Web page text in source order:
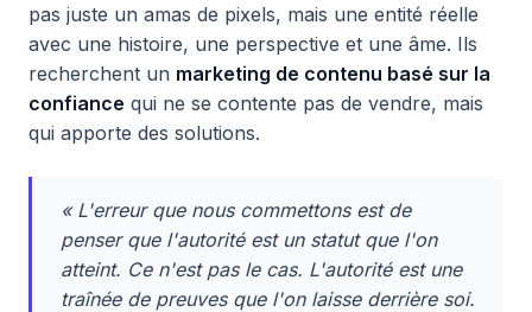
pas juste un amas de pixels, mais une entité réelle
avec une histoire, une perspective et une âme. Ils
recherchent un marketing de contenu basé sur la
confiance qui ne se contente pas de vendre, mais
qui apporte des solutions.
« L'erreur que nous commettons est de
penser que l'autorité est un statut que l'on
atteint. Ce n'est pas le cas. L'autorité est une
traînée de preuves que l'on laisse derrière soi.